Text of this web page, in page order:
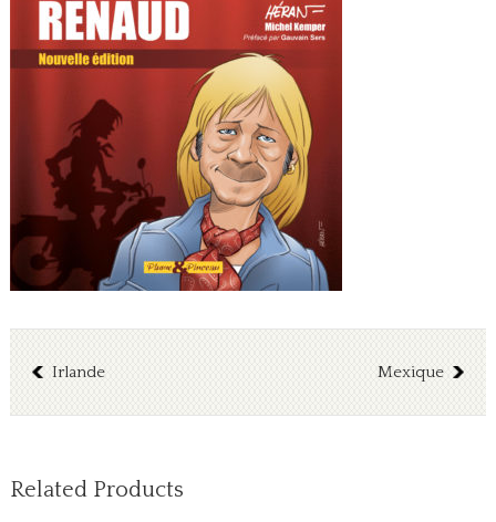
Irlande Mexique
Related Products